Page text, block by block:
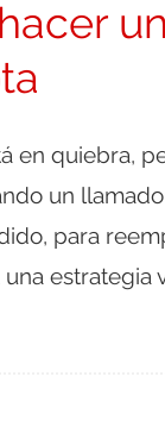
en quiebra,
un
para
estrategia